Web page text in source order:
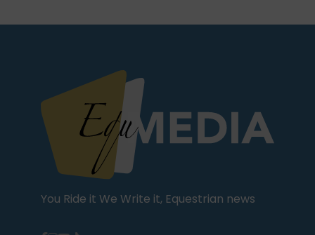
You Ride it We Write it, Equestrian news